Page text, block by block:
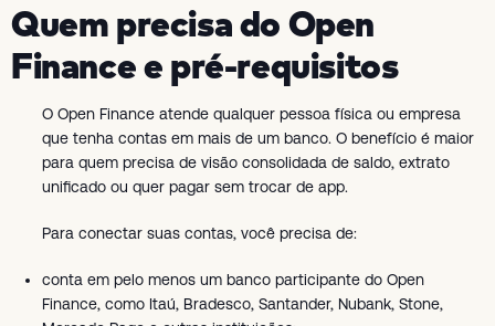
Quem precisa do Open
Finance e pré-requisitos
O Open Finance atende qualquer pessoa física ou empresa
que tenha contas em mais de um banco. O benefício é maior
para quem precisa de visão consolidada de saldo, extrato
unificado ou quer pagar sem trocar de app.
Para conectar suas contas, você precisa de:
conta em pelo menos um banco participante do Open
Finance, como Itaú, Bradesco, Santander, Nubank, Stone,